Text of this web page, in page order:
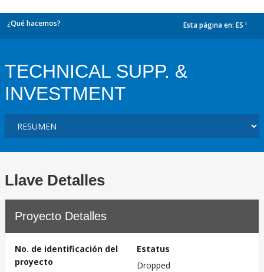
¿Qué hacemos? Esta página en: ES
TECHNICAL SUPP. &
INVESTMENT
Llave Detalles
Proyecto Detalles
No. de identificación del
proyecto
Estatus
Dropped